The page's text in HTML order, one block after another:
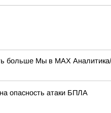
больше Мы в MAX
опасность атаки БПЛА